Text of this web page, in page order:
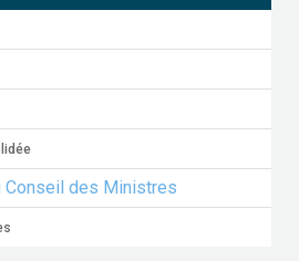
Conseil des Ministres